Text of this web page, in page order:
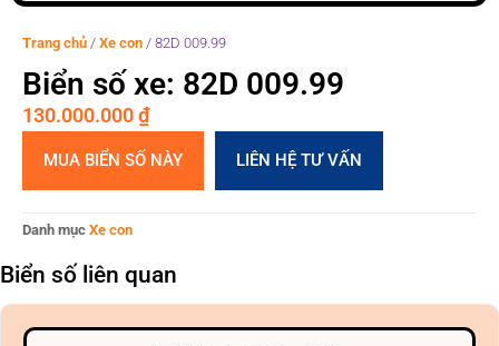
Trang chủ / Xe con / 82D 009.99
Biển số xe: 82D 009.99
130.000.000₫
MUA BIỂN SỐ NÀY LIÊN HỆ TƯ VẤN
Danh mục Xe con
Biển số liên quan